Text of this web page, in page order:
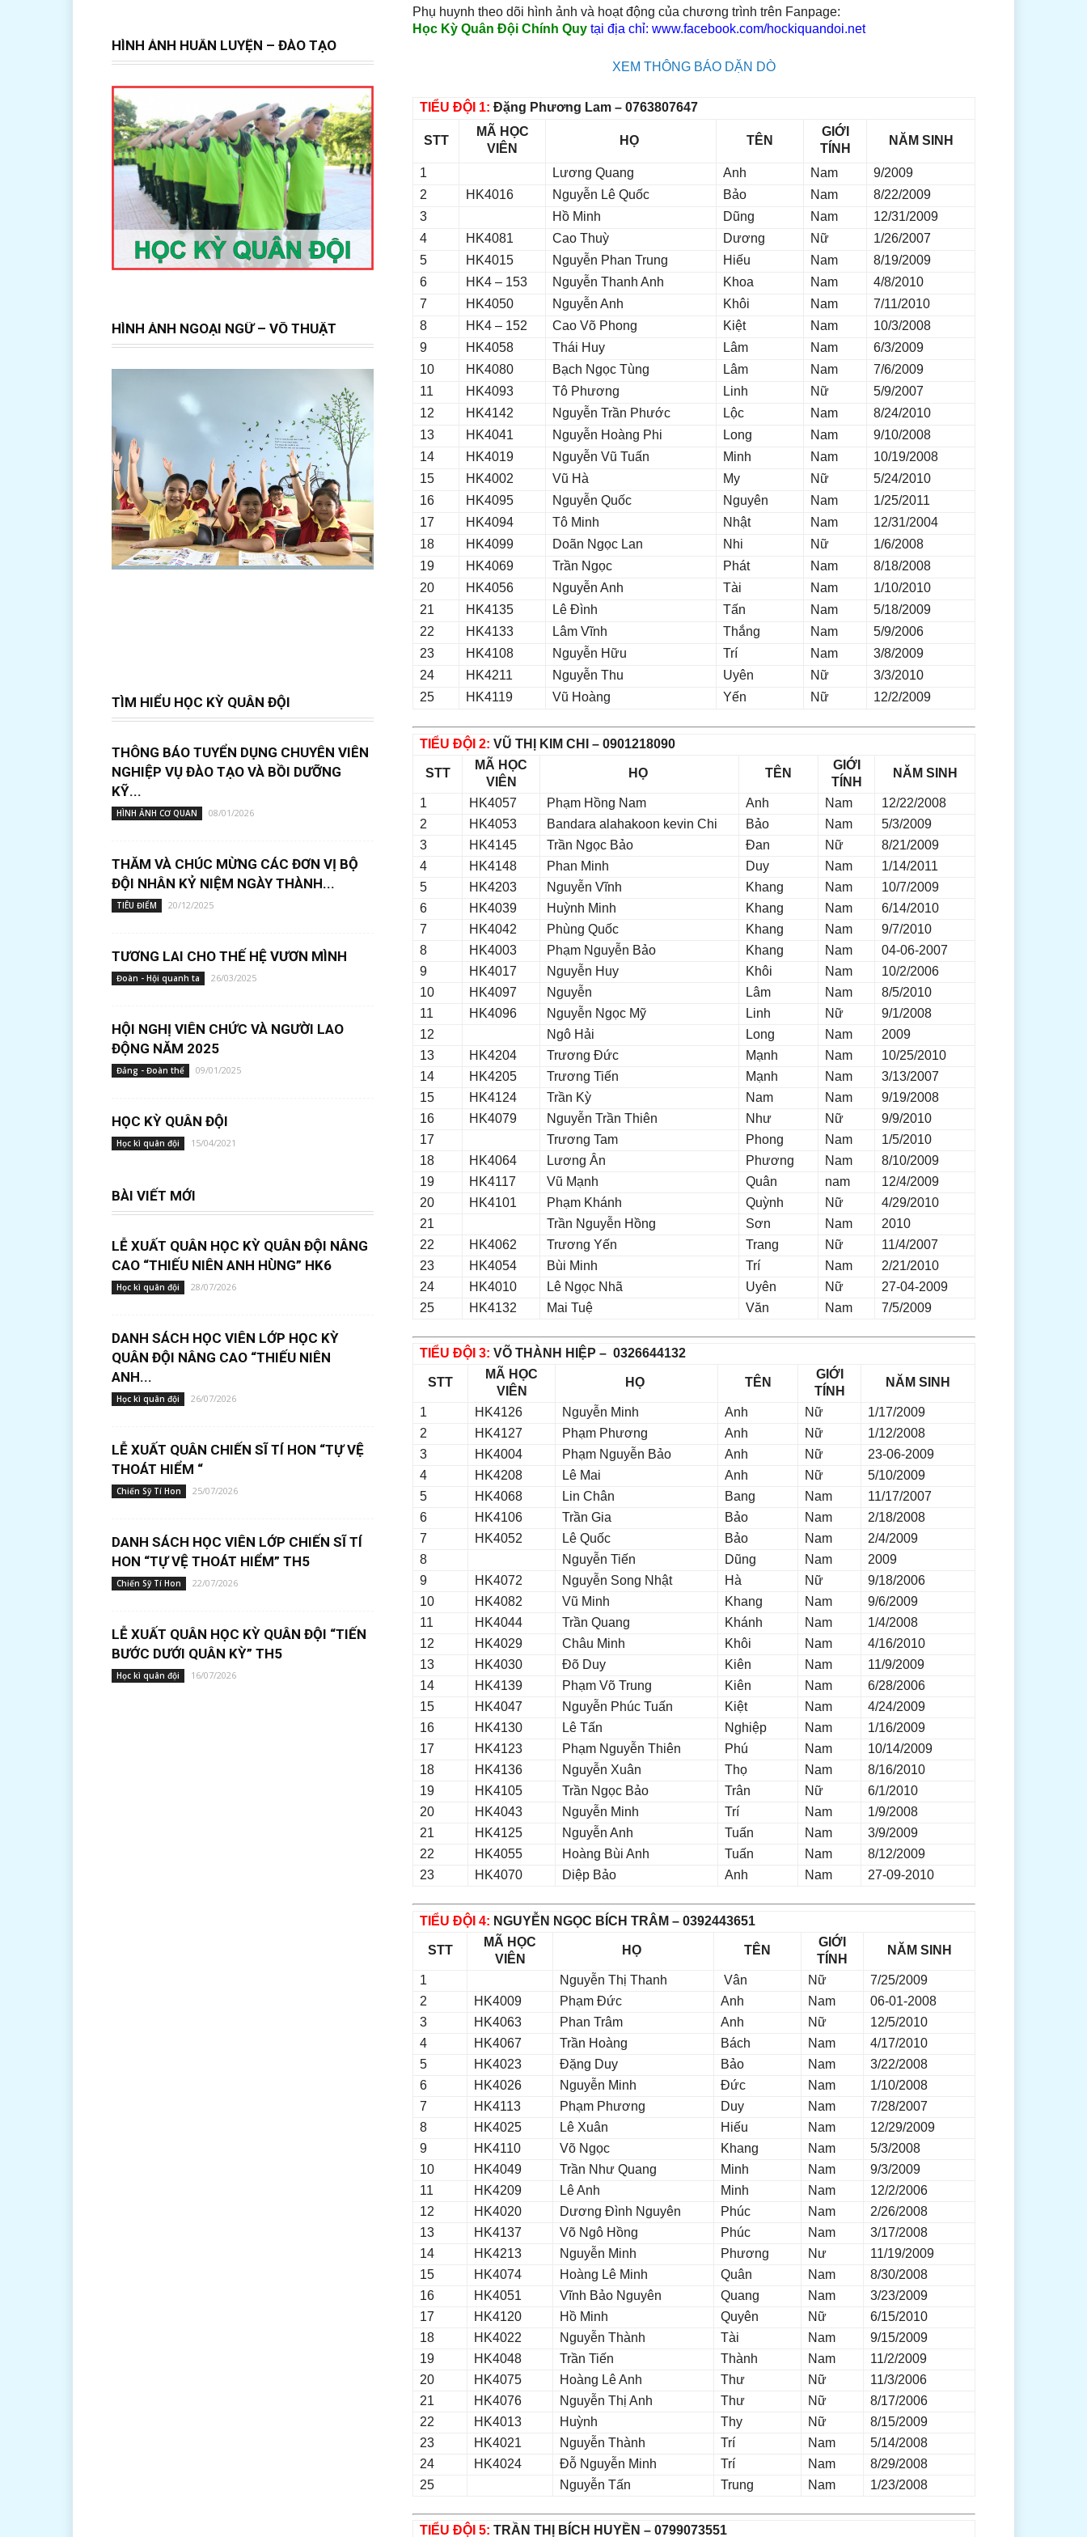
Phụ huynh theo dõi hình ảnh và hoạt động của chương trình trên Fanpage:
Học Kỳ Quân Đội Chính Quy tại địa chỉ: www.facebook.com/hockiquandoi.net
XEM THÔNG BÁO DẶN DÒ
TIỂU ĐỘI 1: Đặng Phương Lam – 0763807647
STT
MÃ HỌC
VIÊN
HỌ TÊN
GIỚI
TÍNH
NĂM SINH
1 Lương Quang Anh Nam
9/2009
2
HK4016 Nguyễn Lê Quốc Bảo Nam
8/22/2009
3
Hồ Minh Dũng Nam
12/31/2009
4
HK4081 Cao Thuỳ Dương Nữ
1/26/2007
5
HK4015 Nguyễn Phan Trung Hiếu Nam
8/19/2009
6
HK4 – 153 Nguyễn Thanh Anh Khoa Nam
4/8/2010
7
HK4050 Nguyễn Anh Khôi Nam
7/11/2010
8
HK4 – 152 Cao Võ Phong Kiệt Nam
10/3/2008
9
HK4058 Thái Huy Lâm Nam
6/3/2009
10
HK4080 Bạch Ngọc Tùng Lâm Nam
7/6/2009
11
HK4093 Tô Phương Linh Nữ
5/9/2007
12
HK4142 Nguyễn Trần Phước Lộc Nam
8/24/2010
13
HK4041 Nguyễn Hoàng Phi Long Nam
9/10/2008
14
HK4019 Nguyễn Vũ Tuấn Minh Nam
10/19/2008
15
HK4002 Vũ Hà My Nữ
5/24/2010
16
HK4095 Nguyễn Quốc Nguyên Nam
1/25/2011
17
HK4094 Tô Minh Nhật Nam
12/31/2004
18
HK4099 Doãn Ngọc Lan Nhi Nữ
1/6/2008
19
HK4069 Trần Ngọc Phát Nam
8/18/2008
20
HK4056 Nguyễn Anh Tài Nam
1/10/2010
21
HK4135 Lê Đình Tấn Nam
5/18/2009
22
HK4133 Lâm Vĩnh Thắng Nam
5/9/2006
23
HK4108 Nguyễn Hữu Trí Nam
3/8/2009
24
HK4211 Nguyễn Thu Uyên Nữ
3/3/2010
25
HK4119 Vũ Hoàng Yến Nữ 12/2/2009
TIỂU ĐỘI 2: VŨ THỊ KIM CHI – 0901218090
STT
MÃ HỌC
VIÊN
HỌ TÊN
GIỚI
TÍNH
NĂM SINH
1 HK4057 Phạm Hồng Nam Anh Nam
12/22/2008
2
HK4053 Bandara alahakoon kevin Chi Bảo Nam
5/3/2009
3
HK4145 Trần Ngọc Bảo Đan Nữ
8/21/2009
4
HK4148 Phan Minh Duy Nam
1/14/2011
5
HK4203 Nguyễn Vĩnh Khang Nam
10/7/2009
6
HK4039 Huỳnh Minh Khang Nam
6/14/2010
7
HK4042 Phùng Quốc Khang Nam
9/7/2010
8
HK4003 Phạm Nguyễn Bảo Khang Nam
04-06-2007
9
HK4017 Nguyễn Huy Khôi Nam
10/2/2006
10
HK4097 Nguyễn Lâm Nam
8/5/2010
11
HK4096 Nguyễn Ngọc Mỹ Linh Nữ
9/1/2008
12
Ngô Hải Long Nam
2009
13
HK4204 Trương Đức Mạnh Nam
10/25/2010
14
HK4205 Trương Tiến Mạnh Nam
3/13/2007
15
HK4124 Trần Kỳ Nam Nam
9/19/2008
16
HK4079 Nguyễn Trần Thiên Như Nữ
9/9/2010
17
Trương Tam Phong Nam
1/5/2010
18
HK4064 Lương Ân Phương Nam
8/10/2009
19
HK4117 Vũ Mạnh Quân nam
12/4/2009
20
HK4101 Phạm Khánh Quỳnh Nữ
4/29/2010
21
Trần Nguyễn Hồng Sơn Nam
2010
22
HK4062 Trương Yến Trang Nữ
11/4/2007
23
HK4054 Bùi Minh Trí Nam
2/21/2010
24
HK4010 Lê Ngọc Nhã Uyên Nữ
27-04-2009
25
HK4132 Mai Tuệ Văn Nam 7/5/2009
TIỂU ĐỘI 3: VÕ THÀNH HIỆP – 0326644132
STT
MÃ HỌC
VIÊN
HỌ TÊN
GIỚI
TÍNH
NĂM SINH
1 HK4126 Nguyễn Minh Anh Nữ
1/17/2009
2
HK4127 Phạm Phương Anh Nữ
1/12/2008
3
HK4004 Phạm Nguyễn Bảo Anh Nữ
23-06-2009
4
HK4208 Lê Mai Anh Nữ
5/10/2009
5
HK4068 Lin Chân Bang Nam
11/17/2007
6
HK4106 Trần Gia Bảo Nam
2/18/2008
7
HK4052 Lê Quốc Bảo Nam
2/4/2009
8
Nguyễn Tiến Dũng Nam
2009
9
HK4072 Nguyễn Song Nhật Hà Nữ
9/18/2006
10
HK4082 Vũ Minh Khang Nam
9/6/2009
11
HK4044 Trần Quang Khánh Nam
1/4/2008
12
HK4029 Châu Minh Khôi Nam
4/16/2010
13
HK4030 Đõ Duy Kiên Nam
11/9/2009
14
HK4139 Phạm Võ Trung Kiên Nam
6/28/2006
15
HK4047 Nguyễn Phúc Tuấn Kiệt Nam
4/24/2009
16
HK4130 Lê Tấn Nghiệp Nam
1/16/2009
17
HK4123 Phạm Nguyễn Thiên Phú Nam
10/14/2009
18
HK4136 Nguyễn Xuân Thọ Nam
8/16/2010
19
HK4105 Trần Ngọc Bảo Trân Nữ
6/1/2010
20
HK4043 Nguyễn Minh Trí Nam
1/9/2008
21
HK4125 Nguyễn Anh Tuấn Nam
3/9/2009
22
HK4055 Hoàng Bùi Anh Tuấn Nam
8/12/2009
23
HK4070 Diệp Bảo Anh Nam 27-09-2010
TIỂU ĐỘI 4: NGUYỄN NGỌC BÍCH TRÂM – 0392443651
STT
MÃ HỌC
VIÊN
HỌ TÊN
GIỚI
TÍNH
NĂM SINH
1 Nguyễn Thị Thanh Vân Nữ
7/25/2009
2
HK4009 Phạm Đức Anh Nam
06-01-2008
3
HK4063 Phan Trâm Anh Nữ
12/5/2010
4
HK4067 Trần Hoàng Bách Nam
4/17/2010
5
HK4023 Đặng Duy Bảo Nam
3/22/2008
6
HK4026 Nguyễn Minh Đức Nam
1/10/2008
7
HK4113 Phạm Phương Duy Nam
7/28/2007
8
HK4025 Lê Xuân Hiếu Nam
12/29/2009
9
HK4110 Võ Ngọc Khang Nam
5/3/2008
10
HK4049 Trần Như Quang Minh Nam
9/3/2009
11
HK4209 Lê Anh Minh Nam
12/2/2006
12
HK4020 Dương Đình Nguyên Phúc Nam
2/26/2008
13
HK4137 Võ Ngô Hồng Phúc Nam
3/17/2008
14
HK4213 Nguyễn Minh Phương Nư
11/19/2009
15
HK4074 Hoàng Lê Minh Quân Nam
8/30/2008
16
HK4051 Vĩnh Bảo Nguyên Quang Nam
3/23/2009
17
HK4120 Hồ Minh Quyên Nữ
6/15/2010
18
HK4022 Nguyễn Thành Tài Nam
9/15/2009
19
HK4048 Trần Tiến Thành Nam
11/2/2009
20
HK4075 Hoàng Lê Anh Thư Nữ
11/3/2006
21
HK4076 Nguyễn Thị Anh Thư Nữ
8/17/2006
22
HK4013 Huỳnh Thy Nữ
8/15/2009
23
HK4021 Nguyễn Thành Trí Nam
5/14/2008
24
HK4024 Đỗ Nguyễn Minh Trí Nam
8/29/2008
25
Nguyễn Tấn Trung Nam 1/23/2008
TIỂU ĐỘI 5: TRẦN THỊ BÍCH HUYỀN – 0799073551
HÌNH ẢNH HUẤN LUYỆN – ĐÀO TẠO
HÌNH ẢNH NGOẠI NGỮ – VÕ THUẬT
TÌM HIỂU HỌC KỲ QUÂN ĐỘI
THÔNG BÁO TUYỂN DỤNG CHUYÊN VIÊN
NGHIỆP VỤ ĐÀO TẠO VÀ BỒI DƯỠNG
KỸ...
HÌNH ẢNH CƠ QUAN 08/01/2026
THĂM VÀ CHÚC MỪNG CÁC ĐƠN VỊ BỘ
ĐỘI NHÂN KỶ NIỆM NGÀY THÀNH...
TIÊU ĐIỂM 20/12/2025
TƯƠNG LAI CHO THẾ HỆ VƯƠN MÌNH
Đoàn - Hội quanh ta 26/03/2025
HỘI NGHỊ VIÊN CHỨC VÀ NGƯỜI LAO
ĐỘNG NĂM 2025
Đảng - Đoàn thể 09/01/2025
HỌC KỲ QUÂN ĐỘI
Học kì quân đội 15/04/2021
BÀI VIẾT MỚI
LỄ XUẤT QUÂN HỌC KỲ QUÂN ĐỘI NÂNG
CAO “THIẾU NIÊN ANH HÙNG” HK6
Học kì quân đội 28/07/2026
DANH SÁCH HỌC VIÊN LỚP HỌC KỲ
QUÂN ĐỘI NÂNG CAO “THIẾU NIÊN
ANH...
Học kì quân đội 26/07/2026
LỄ XUẤT QUÂN CHIẾN SĨ TÍ HON “TỰ VỆ
THOÁT HIỂM “
Chiến Sỹ Tí Hon 25/07/2026
DANH SÁCH HỌC VIÊN LỚP CHIẾN SĨ TÍ
HON “TỰ VỆ THOÁT HIỂM” TH5
Chiến Sỹ Tí Hon 22/07/2026
LỄ XUẤT QUÂN HỌC KỲ QUÂN ĐỘI “TIẾN
BƯỚC DƯỚI QUÂN KỲ” TH5
Học kì quân đội 16/07/2026